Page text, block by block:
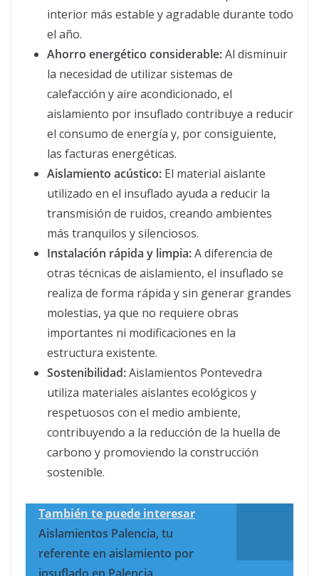
interior más estable y agradable durante todo
el año.
Ahorro energético considerable:Al disminuir
la necesidad de utilizar sistemas de
calefacción y aire acondicionado, el
aislamiento por insuflado contribuye a reducir
el consumo de energía y, por consiguiente,
las facturas energéticas.
Aislamiento acústico: El material aislante
utilizado en el insuflado ayuda a reducir la
transmisión de ruidos, creando ambientes
más tranquilos y silenciosos.
Instalación rápida y limpia:A diferencia de
otras técnicas de aislamiento, el insuflado se
realiza de forma rápida y sin generar grandes
molestias, ya que no requiere obras
importantes ni modificaciones en la
estructura existente.
Sostenibilidad:Aislamientos Pontevedra
utiliza materiales aislantes ecológicos y
respetuosos con el medio ambiente,
contribuyendo a la reducción de la huella de
carbono y promoviendo la construcción
sostenible.
También te puede interesar
Aislamientos Palencia, tu
referente en aislamiento por